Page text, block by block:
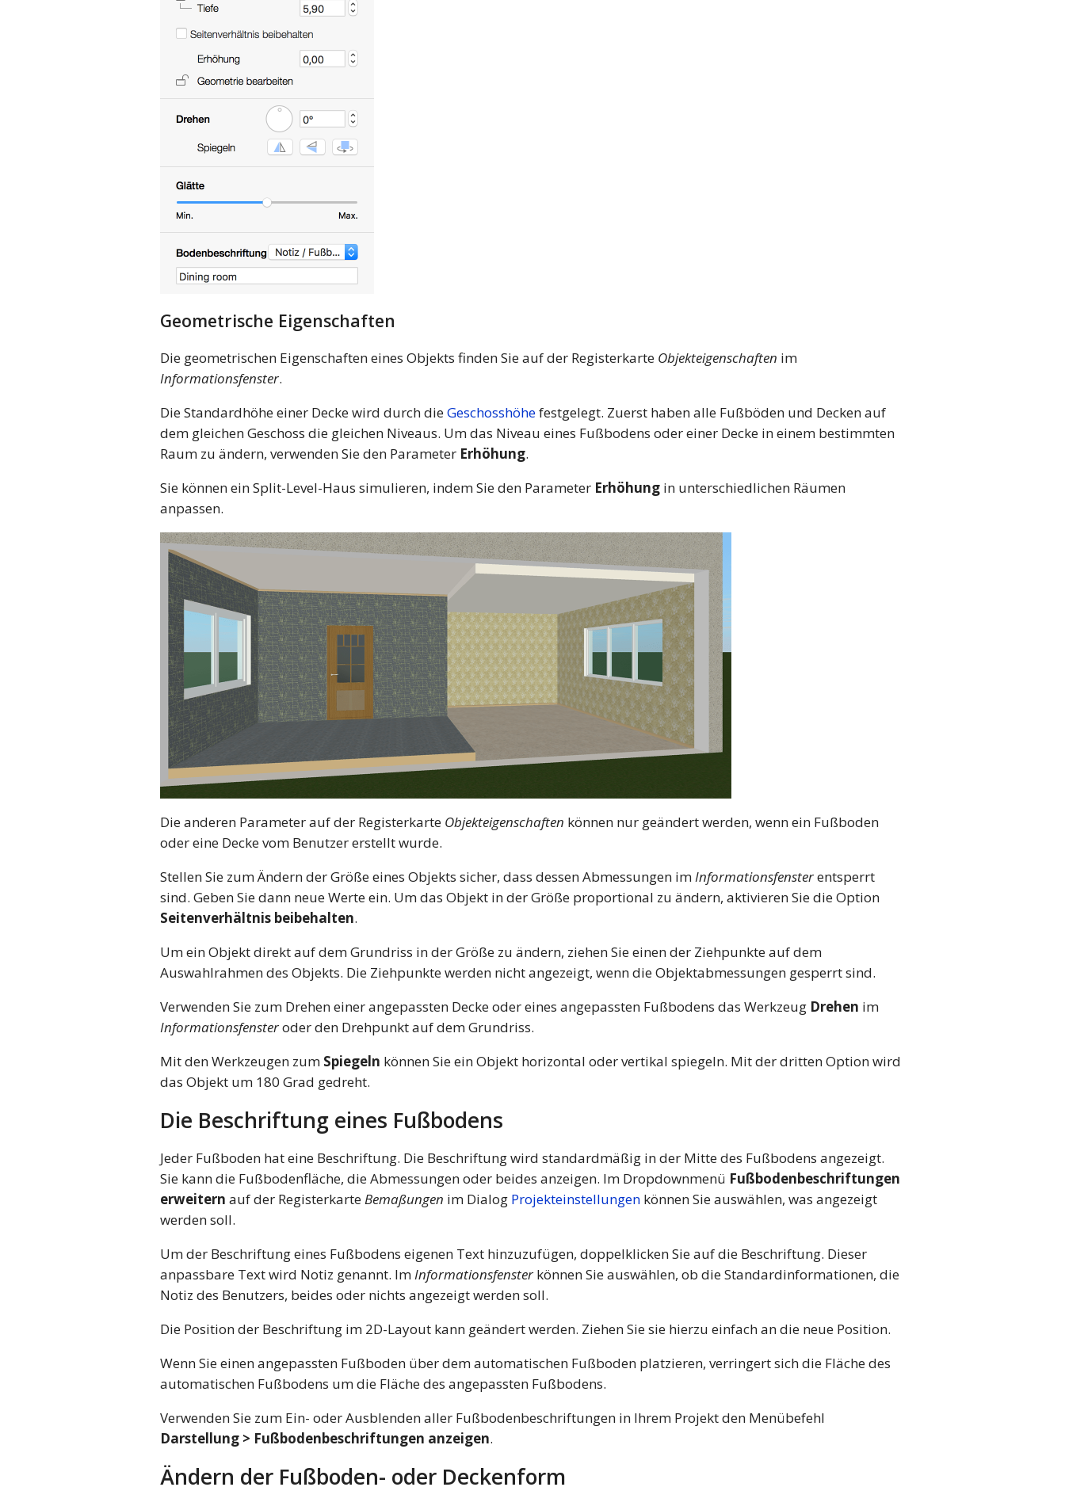
Geometrische Eigenschaften
Die geometrischen Eigenschaften eines Objekts finden Sie auf der Registerkarte Objekteigenschaften im
Informationsfenster.
Die Standardhöhe einer Decke wird durch dieGeschosshöhefestgelegt. Zuerst haben alle Fußböden und Decken auf
dem gleichen Geschoss die gleichen Niveaus. Um das Niveau eines Fußbodens oder einer Decke in einem bestimmten
Raum zu ändern, verwenden Sie den Parameter Erhöhung.
Sie können ein Split-Level-Haus simulieren, indem Sie den Parameter Erhöhung in unterschiedlichen Räumen
anpassen.
Die anderen Parameter auf der Registerkarte Objekteigenschaften können nur geändert werden, wenn ein Fußboden
oder eine Decke vom Benutzer erstellt wurde.
Stellen Sie zum Ändern der Größe eines Objekts sicher, dass dessen Abmessungen imInformationsfensterentsperrt
sind. Geben Sie dann neue Werte ein. Um das Objekt in der Größe proportional zu ändern, aktivieren Sie die Option
Seitenverhältnis beibehalten.
Um ein Objekt direkt auf dem Grundriss in der Größe zu ändern, ziehen Sie einen der Ziehpunkte auf dem
Auswahlrahmen des Objekts. Die Ziehpunkte werden nicht angezeigt, wenn die Objektabmessungen gesperrt sind.
Verwenden Sie zum Drehen einer angepassten Decke oder eines angepassten Fußbodens das Werkzeug Drehen im
Informationsfensteroder den Drehpunkt auf dem Grundriss.
Mit den Werkzeugen zum Spiegeln können Sie ein Objekt horizontal oder vertikal spiegeln. Mit der dritten Option wird
das Objekt um 180 Grad gedreht.
Die Beschriftung eines Fußbodens
Jeder Fußboden hat eine Beschriftung. Die Beschriftung wird standardmäßig in der Mitte des Fußbodens angezeigt.
Sie kann die Fußbodenfläche, die Abmessungen oder beides anzeigen. Im Dropdownmenü Fußbodenbeschriftungen
erweitern auf der RegisterkarteBemaßungen im Dialog Projekteinstellungen können Sie auswählen, was angezeigt
werden soll.
Um der Beschriftung eines Fußbodens eigenen Text hinzuzufügen, doppelklicken Sie auf die Beschriftung. Dieser
anpassbare Text wird Notiz genannt. ImInformationsfensterkönnen Sie auswählen, ob die Standardinformationen, die
Notiz des Benutzers, beides oder nichts angezeigt werden soll.
Die Position der Beschriftung im 2D-Layout kann geändert werden. Ziehen Sie sie hierzu einfach an die neue Position.
Wenn Sie einen angepassten Fußboden über dem automatischen Fußboden platzieren, verringert sich die Fläche des
automatischen Fußbodens um die Fläche des angepassten Fußbodens.
Verwenden Sie zum Ein- oder Ausblenden aller Fußbodenbeschriftungen in Ihrem Projekt den Menübefehl
Darstellung > Fußbodenbeschriftungen anzeigen.
Ändern der Fußboden- oder Deckenform